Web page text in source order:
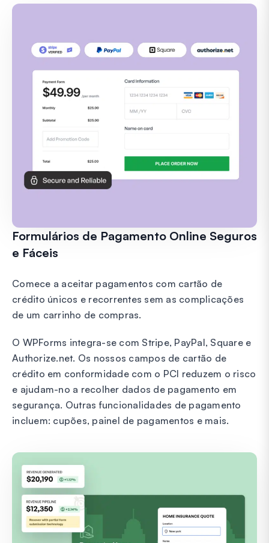
Formulários de Pagamento Online Seguros
e Fáceis
Comece a aceitar pagamentos com cartão de
crédito únicos e recorrentes sem as complicações
de um carrinho de compras.
O WPForms integra-se com Stripe, PayPal, Square e
Authorize.net. Os nossos campos de cartão de
crédito em conformidade com o PCI reduzem o risco
e ajudam-no a recolher dados de pagamento em
segurança. Outras funcionalidades de pagamento
incluem: cupões, painel de pagamentos e mais.